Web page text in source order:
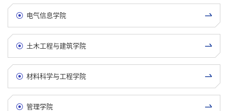
电气信息学院
土木工程与建筑学院
材料科学与工程学院
管理学院